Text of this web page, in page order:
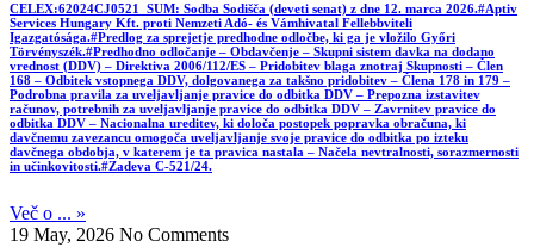
CELEX:62024CJ0521_SUM: Sodba Sodišča (deveti senat) z dne 12. marca 2026.#Aptiv
Services Hungary Kft. proti Nemzeti Adó- és Vámhivatal Fellebbviteli
Igazgatósága.#Predlog za sprejetje predhodne odločbe, ki ga je vložilo Győri
Törvényszék.#Predhodno odločanje – Obdavčenje – Skupni sistem davka na dodano
vrednost (DDV) – Direktiva 2006/112/ES – Pridobitev blaga znotraj Skupnosti – Člen
168 – Odbitek vstopnega DDV, dolgovanega za takšno pridobitev – Člena 178 in 179 –
Podrobna pravila za uveljavljanje pravice do odbitka DDV – Prepozna izstavitev
računov, potrebnih za uveljavljanje pravice do odbitka DDV – Zavrnitev pravice do
odbitka DDV – Nacionalna ureditev, ki določa postopek popravka obračuna, ki
davčnemu zavezancu omogoča uveljavljanje svoje pravice do odbitka po izteku
davčnega obdobja, v katerem je ta pravica nastala – Načela nevtralnosti, sorazmernosti
in učinkovitosti.#Zadeva C-521/24.
Več o ... »
19 May, 2026 No Comments